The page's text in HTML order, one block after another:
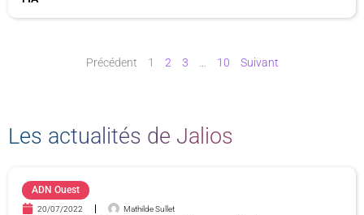
Précédent 1 2 3 10 Suivant
Les actualités de Jalios
ADN Ouest
20/07/2022 Mathilde Sullet